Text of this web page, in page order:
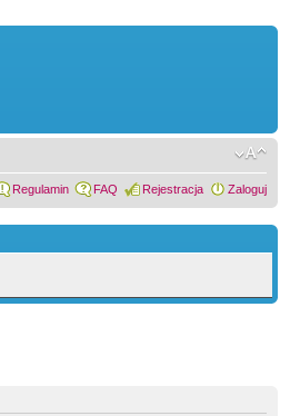
Regulamin FAQ Rejestracja Zaloguj